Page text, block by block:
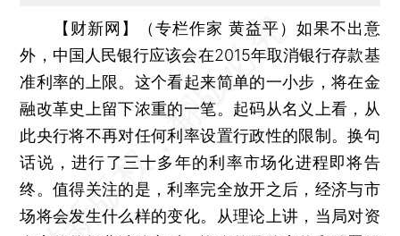
【财新网】（专栏作家 黄益平） 如果不出意
外，中国人民银行应该会在2015年取消银行存款基
准利率的上限。这个看起来简单的一小步，将在金
融改革史上留下浓重的一笔。起码从名义上看，从
此央行将不再对任何利率设置行政性的限制。换句
话说，进行了三十多年的利率市场化进程即将告
终。值得关注的是，利率完全放开之后，经济与市
场将会发生什么样的变化。从理论上讲，当局对资